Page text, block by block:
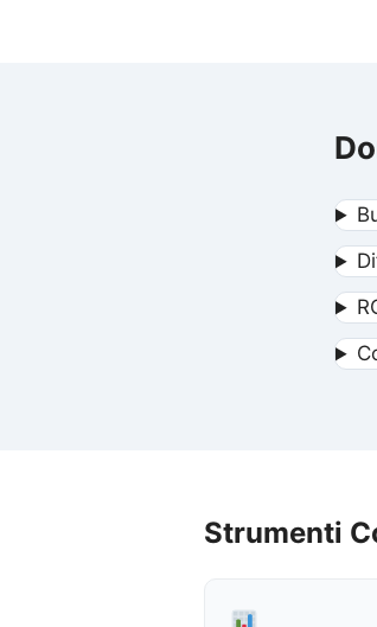
Strumenti